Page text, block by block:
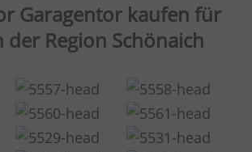
Garagentor kaufen für
der Region Schönaich